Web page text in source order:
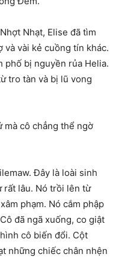
Nhạt, Elise đã tìm
vài kẻ cuồng tín khác.
phố bị nguyền rủa Helia.
tro tàn và bị lũ vong
mà cô chẳng thể ngờ
Đây là loài sinh
rất lâu. Nó trồi lên từ
phạm. Nó cắm phập
đã ngã xuống, co giật
cô biến đổi. Cột
những chiếc chân nhện